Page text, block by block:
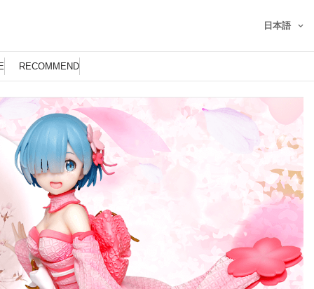
日本語
RECOMMEND